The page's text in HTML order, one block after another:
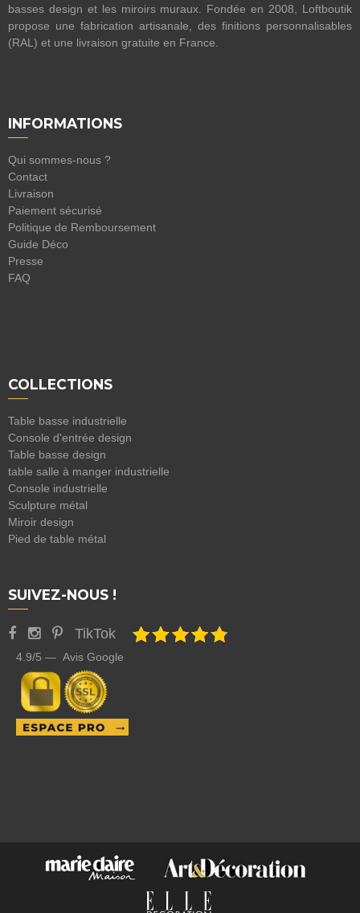
basses design et les miroirs muraux. Fondée en 2008, Loftboutik
propose une fabrication artisanale, des finitions personnalisables
(RAL) et une livraison gratuite en France.
INFORMATIONS
Qui sommes-nous ?
Contact
Livraison
Paiement sécurisé
Politique de Remboursement
Guide Déco
Presse
FAQ
COLLECTIONS
Table basse industrielle
Console d'entrée design
Table basse design
table salle à manger industrielle
Console industrielle
Sculpture métal
Miroir design
Pied de table métal
SUIVEZ-NOUS !
TikTok
4.9/5 — Avis Google